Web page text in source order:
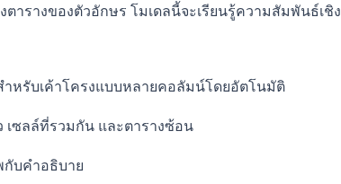
ารางของตัวอักษร โมเดลนี้จะเรียนรู้ความสัมพันธ์เชิง
รับเค้าโครงแบบหลายคอลัมน์โดยอัตโนมัติ
เซลล์ที่รวมกัน และตารางซ้อน
กับคำอธิบาย